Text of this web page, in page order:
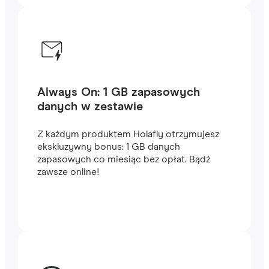
Always On: 1 GB zapasowych
danych w zestawie
Z każdym produktem Holafly otrzymujesz
ekskluzywny bonus: 1 GB danych
zapasowych co miesiąc bez opłat. Bądź
zawsze online!